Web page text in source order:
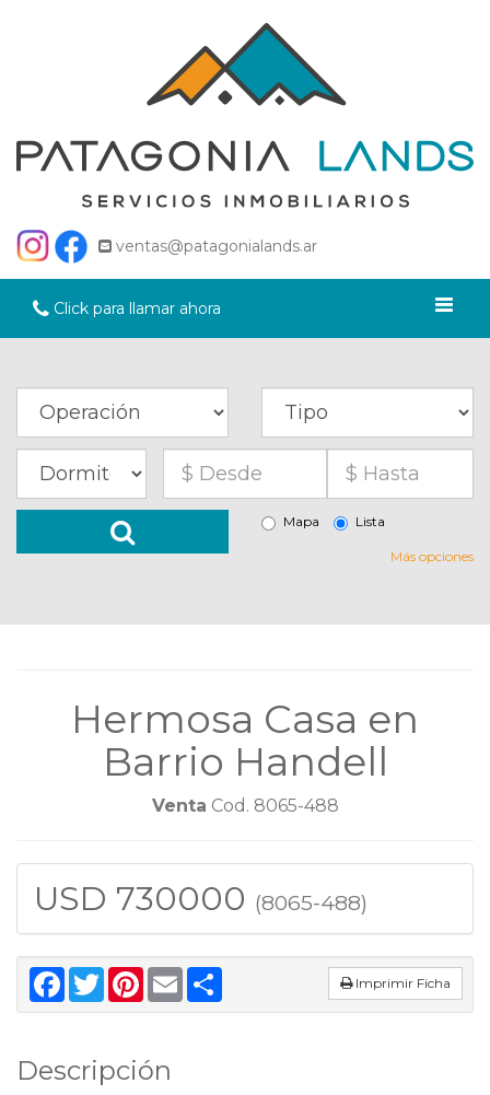
ventas@patagonialands.ar
Click para llamar ahora
Mapa Lista
Más opciones
Hermosa Casa en
Barrio Handell
Venta Cod. 8065-488
USD 730000 (8065-488)
Facebook
TwitterPinterest
Email Imprimir Ficha
Descripción